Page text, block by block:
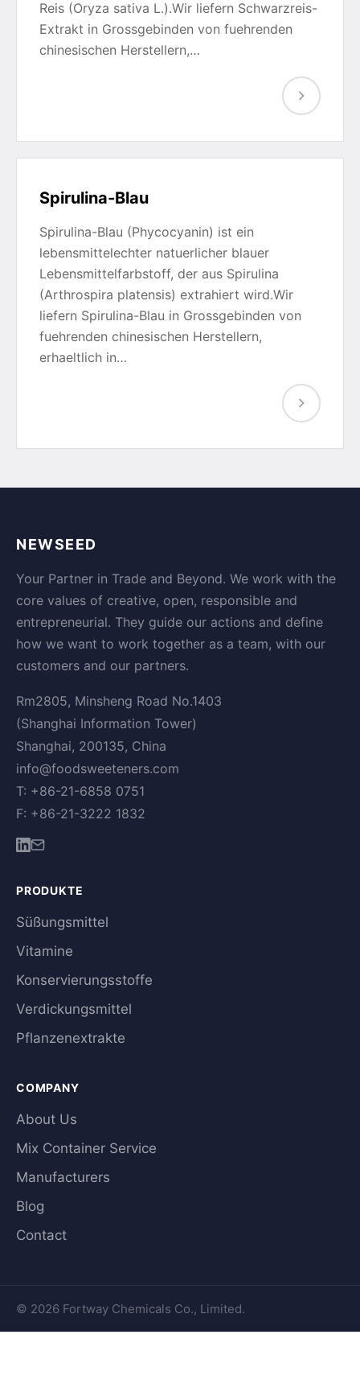
Reis (Oryza sativa L.).Wir liefern Schwarzreis-
Extrakt in Grossgebinden von fuehrenden
chinesischen Herstellern,…
Spirulina-Blau
Spirulina-Blau (Phycocyanin) ist ein
lebensmittelechter natuerlicher blauer
Lebensmittelfarbstoff, der aus Spirulina
(Arthrospira platensis) extrahiert wird.Wir
liefern Spirulina-Blau in Grossgebinden von
fuehrenden chinesischen Herstellern,
erhaeltlich in…
NEWSEED
Your Partner in Trade and Beyond. We work with the
core values of creative, open, responsible and
entrepreneurial. They guide our actions and define
how we want to work together as a team, with our
customers and our partners.
Rm2805, Minsheng Road No.1403
(Shanghai Information Tower)
Shanghai, 200135, China
info@foodsweeteners.com
T: +86-21-6858 0751
F: +86-21-3222 1832
PRODUKTE
Süßungsmittel
Vitamine
Konservierungsstoffe
Verdickungsmittel
Pflanzenextrakte
COMPANY
About Us
Mix Container Service
Manufacturers
Blog
Contact
© 2026 Fortway Chemicals Co., Limited.